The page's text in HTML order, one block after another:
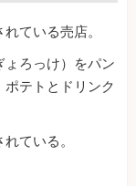
ている売店。
ょろっけ）をパン
ポテトとドリンク
ている。